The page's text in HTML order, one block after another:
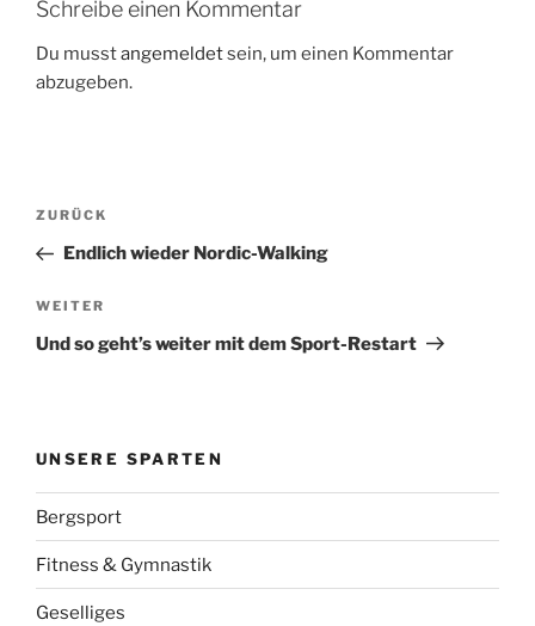
Schreibe einen Kommentar
Du musstangemeldetsein, um einen Kommentar
abzugeben.
Beitragsnavigation
Vorheriger
Beitrag
ZURÜCK
Endlich wieder Nordic-Walking
Nächster
Beitrag
WEITER
Und so geht’s weiter mit dem Sport-Restart
UNSERE SPARTEN
Bergsport
Fitness & Gymnastik
Geselliges